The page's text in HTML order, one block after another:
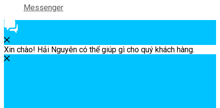
Messenger
Xin chào! Hải Nguyên có thể giúp gì cho quý khách hàng.